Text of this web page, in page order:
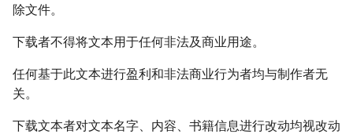
除文件。
下载者不得将文本用于任何非法及商业用途。
任何基于此文本进行盈利和非法商业行为者均与制作者无
关。
下载文本者对文本名字、内容、书籍信息进行改动均视改动